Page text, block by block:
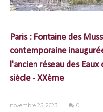
Paris : Fontaine des
contemporaine
l'ancien réseau des
siècle - XXème
novembre 25, 2023 0